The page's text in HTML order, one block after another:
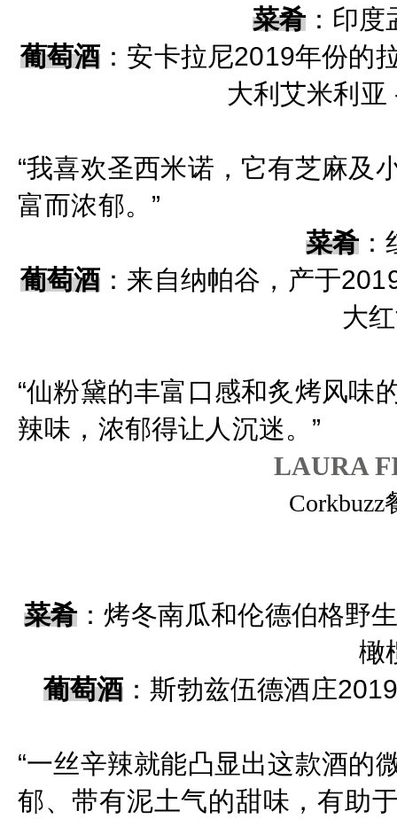
菜肴 ：印
葡萄酒 ： 安卡拉尼2019年份的
大利艾米利
“我喜欢圣西米诺，它有芝麻及
富而浓郁。”
菜肴
葡萄酒 ： 来自纳帕谷，产于
大
“仙粉黛的丰富口感和炙烤风味
辣味，浓郁得让人沉迷。”
LAURA
菜肴 ：烤冬南瓜和伦德伯格野
橄
葡萄酒 ：斯勃兹伍德酒庄
“一丝辛辣就能凸显出这款酒的
郁、带有泥土气的甜味，有助